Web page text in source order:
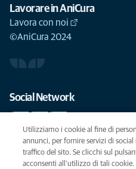
Lavorare in AniCura
Lavora con noi
©AniCura 2024
Social Network
Le migliori cure per il vostro
Utilizziamo i cookie al fine di
annunci, per fornire servizi di social
traffico del sito. Se clicchi sul
acconsenti all'utilizzo di tali